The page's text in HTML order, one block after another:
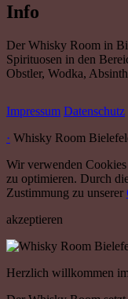
Info
Der Whisky Room in
Spirituosen in den
Obstler, Wodka,
Impressum Datenschutz
· Whisky Room
Wir verwenden
zu optimieren. Durch
Zustimmung zu unserer
akzeptieren
Herzlich willkommen